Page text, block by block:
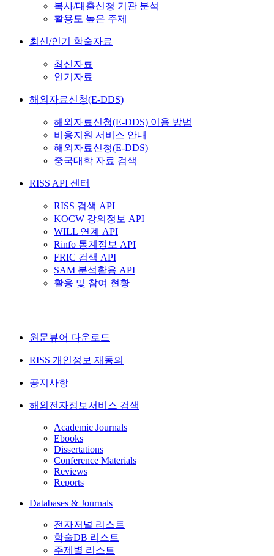
복사/대출신청 기관 분석
활용도 높은 주제
최신/인기 학술자료
최신자료
인기자료
해외자료신청(E-DDS)
해외자료신청(E-DDS) 이용 방법
비용지원 서비스 안내
해외자료신청(E-DDS)
중국대학 자료 검색
RISS API 센터
RISS 검색 API
KOCW 강의정보 API
WILL 연계 API
Rinfo 통계정보 API
FRIC 검색 API
SAM 분석활용 API
활용 및 참여 현황
원문뷰어 다운로드
RISS 개인정보 재동의
공지사항
해외전자정보서비스 검색
Academic Journals
Ebooks
Dissertations
Conference Materials
Reviews
Reports
Databases & Journals
전자저널 리스트
학술DB 리스트
주제별 리스트